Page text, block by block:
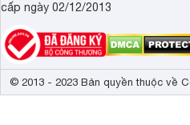
cấp ngày 02/12/2013
© 2013 - 2023 Bản quyền thuộc về